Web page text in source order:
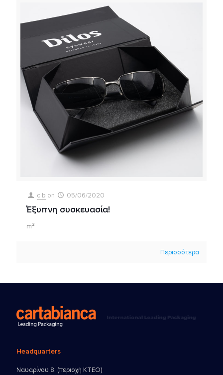
c b on 05/06/2020
Έξυπνη συσκευασία!
m²
Περισσότερα
Headquarters
Ναυαρίνου 8, (περιοχή ΚΤΕΟ)